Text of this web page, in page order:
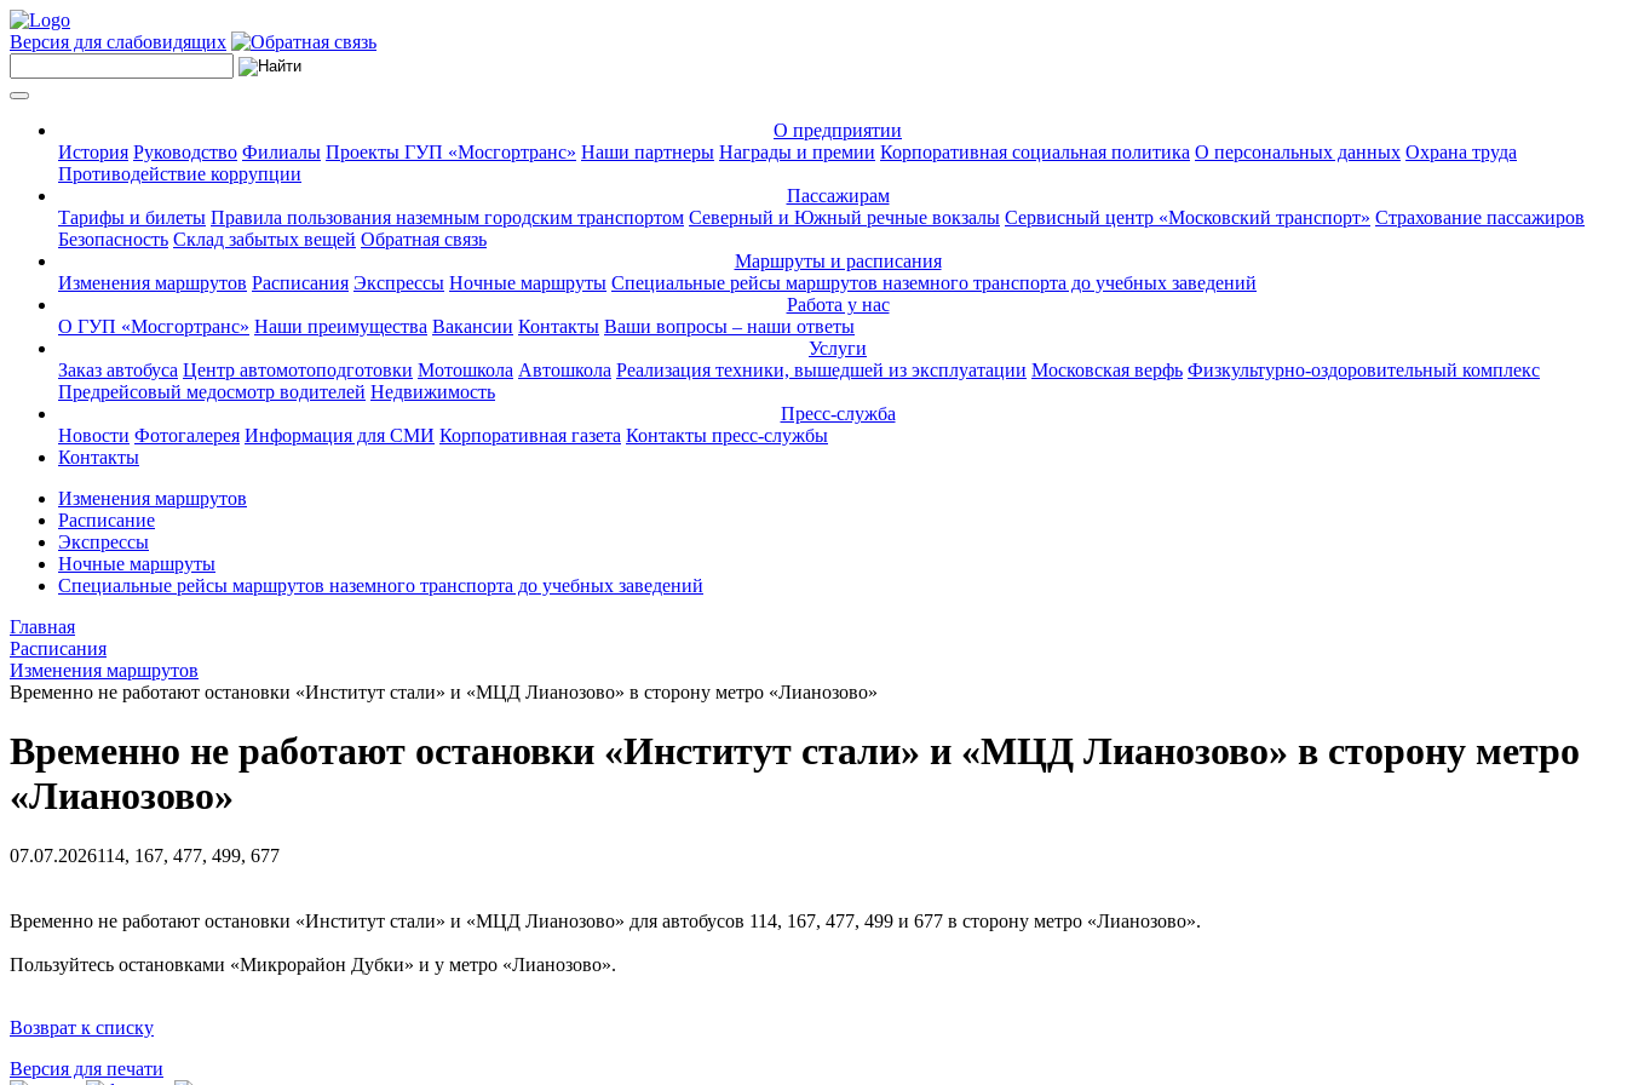
Версия для слабовидящих
О предприятии
История Руководство Филиалы Проекты ГУП «Мосгортранс» Наши партнеры Награды и премии Корпоративная социальная политика О персональных данных Охрана труда
Противодействие коррупции
Пассажирам
Тарифы и билеты Правила пользования наземным городским транспортом Северный и Южный речные вокзалы Сервисный центр «Московский транспорт» Страхование пассажиров
Безопасность Склад забытых вещей Обратная связь
Маршруты и расписания
Изменения маршрутов Расписания Экспрессы Ночные маршруты Специальные рейсы маршрутов наземного транспорта до учебных заведений
Работа у нас
О ГУП «Мосгортранс» Наши преимущества Вакансии Контакты Ваши вопросы – наши ответы
Услуги
Заказ автобуса Центр автомотоподготовки Мотошкола Автошкола Реализация техники, вышедшей из эксплуатации Московская верфь Физкультурно-оздоровительный комплекс
Предрейсовый медосмотр водителей Недвижимость
Пресс-служба
Новости Фотогалерея Информация для СМИ Корпоративная газета Контакты пресс-службы
Контакты
Изменения маршрутов
Расписание
Экспрессы
Ночные маршруты
Специальные рейсы маршрутов наземного транспорта до учебных заведений
Главная
Расписания
Изменения маршрутов
Временно не работают остановки «Институт стали» и «МЦД Лианозово» в сторону метро «Лианозово»
Временно не работают остановки «Институт стали» и «МЦД Лианозово» в сторону метро
«Лианозово»
07.07.2026114, 167, 477, 499, 677
Временно не работают остановки «Институт стали» и «МЦД Лианозово» для автобусов 114, 167, 477, 499 и 677 в сторону метро «Лианозово».
Пользуйтесь остановками «Микрорайон Дубки» и у метро «Лианозово».
Возврат к списку
Версия для печати